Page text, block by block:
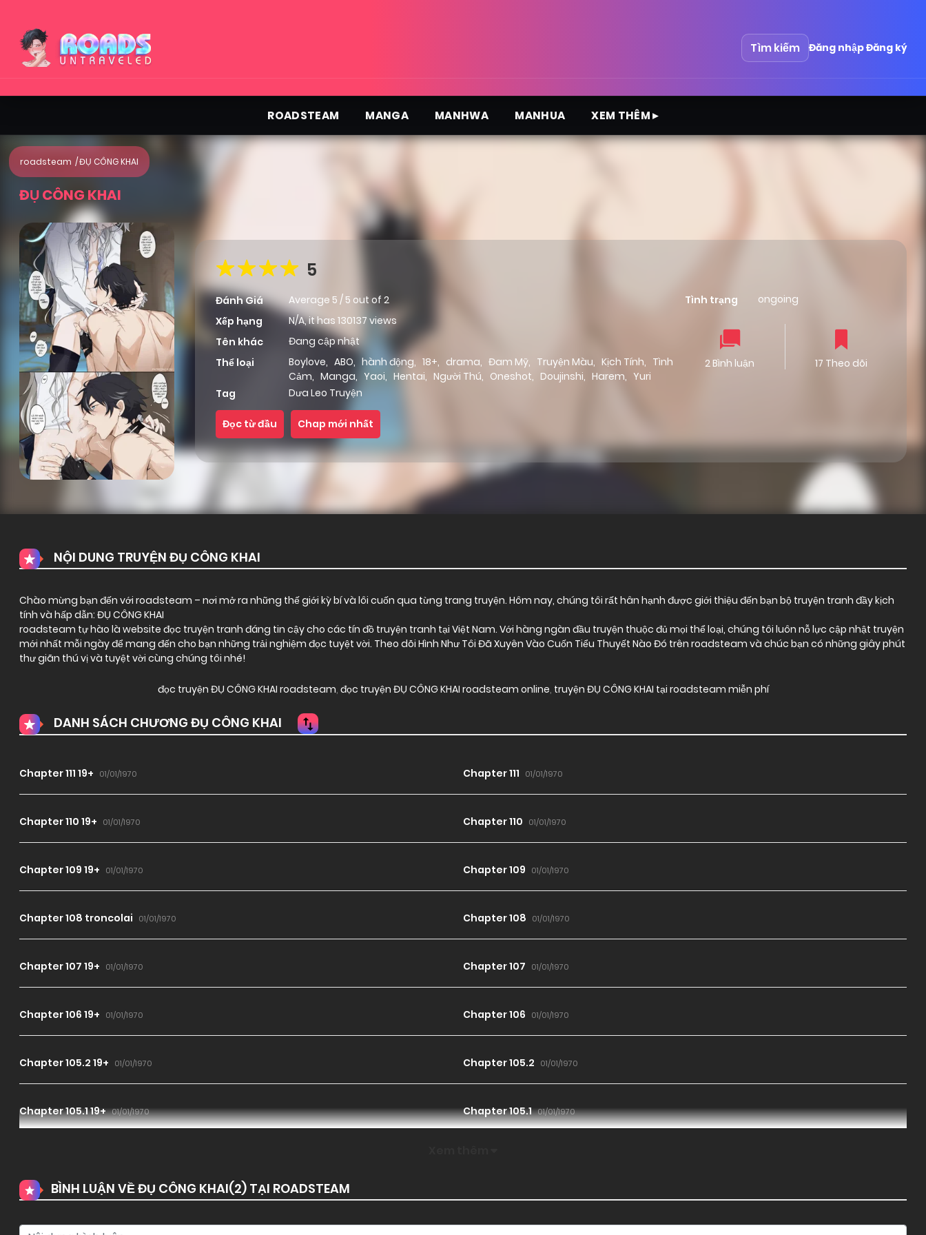
Tìm kiếm Đăng nhậpĐăng ký
ROADSTEAM MANGA MANHWA MANHUA XEM THÊM ▸
roadsteam ĐỤ CÔNG KHAI
ĐỤ CÔNG KHAI
5
Đánh Giá Average 5 / 5 out of 2
Xếp hạng
N/A, it has 130137 views
Tên khác
Đang cập nhật
Thể loại
Boylove, ABO, hành động, 18+, drama, Đam Mỹ, Truyện Màu, Kịch Tính, Tình
Cảm, Manga, Yaoi, Hentai, Người Thú, Oneshot, Doujinshi, Harem, Yuri
Tag
Dưa Leo Truyện
Tình trạng ongoing
2 Bình luận 17 Theo dõi
Đọc từ đầu Chap mới nhất
NỘI DUNG TRUYỆN ĐỤ CÔNG KHAI
Chào mừng bạn đến với roadsteam – nơi mở ra những thế giới kỳ bí và lôi cuốn qua từng trang truyện. Hôm nay, chúng tôi rất hân hạnh được giới thiệu đến bạn bộ truyện tranh đầy kịch
tính và hấp dẫn: ĐỤ CÔNG KHAI
roadsteam tự hào là website đọc truyện tranh đáng tin cậy cho các tín đồ truyện tranh tại Việt Nam. Với hàng ngàn đầu truyện thuộc đủ mọi thể loại, chúng tôi luôn nỗ lực cập nhật truyện
mới nhất mỗi ngày để mang đến cho bạn những trải nghiệm đọc tuyệt vời. Theo dõi Hình Như Tôi Đã Xuyên Vào Cuốn Tiểu Thuyết Nào Đó trên roadsteam và chúc bạn có những giây phút
thư giãn thú vị và tuyệt vời cùng chúng tôi nhé!
đọc truyện ĐỤ CÔNG KHAI roadsteam, đọc truyện ĐỤ CÔNG KHAI roadsteam online, truyện ĐỤ CÔNG KHAI tại roadsteam miễn phí
DANH SÁCH CHƯƠNG ĐỤ CÔNG KHAI
Chapter 111 19+ 01/01/1970 Chapter 111 01/01/1970
Chapter 110 19+ 01/01/1970 Chapter 110 01/01/1970
Chapter 109 19+ 01/01/1970 Chapter 109 01/01/1970
Chapter 108 troncolai 01/01/1970 Chapter 108 01/01/1970
Chapter 107 19+ 01/01/1970 Chapter 107 01/01/1970
Chapter 106 19+ 01/01/1970 Chapter 106 01/01/1970
Chapter 105.2 19+ 01/01/1970 Chapter 105.2 01/01/1970
Chapter 105.1 19+ 01/01/1970 Chapter 105.1 01/01/1970
BÌNH LUẬN VỀ ĐỤ CÔNG KHAI(2) TẠI ROADSTEAM